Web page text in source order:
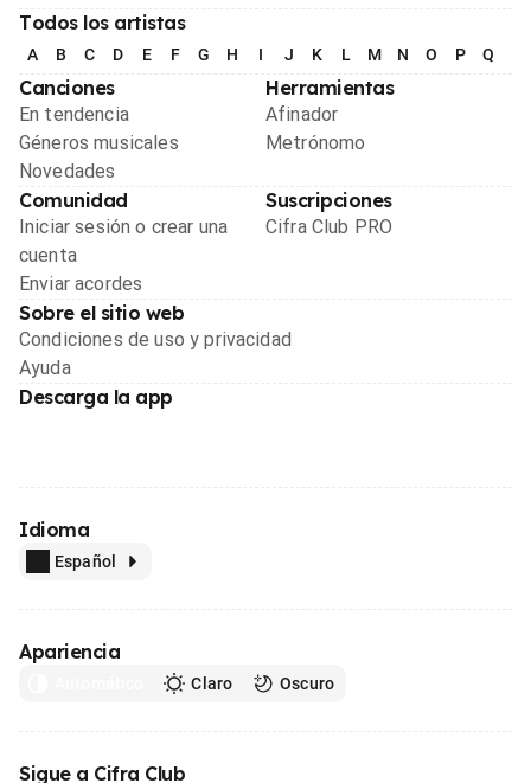
Todos los artistas
A B C D E F G H I J K L M N O P Q
Canciones
En tendencia
Géneros musicales
Novedades
Herramientas
Afinador
Metrónomo
Comunidad
Iniciar sesión o crear una
cuenta
Enviar acordes
Suscripciones
Cifra Club PRO
Sobre el sitio web
Condiciones de uso y privacidad
Ayuda
Descarga la app
Idioma
Español
Apariencia
Claro Oscuro
Sigue a Cifra Club